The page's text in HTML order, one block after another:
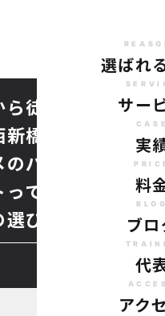
選ばれ
サー
実
料
ブロ
代
アク
ら徒歩７分の
橋周辺、ダ
パーソナル
て体に悪
び方